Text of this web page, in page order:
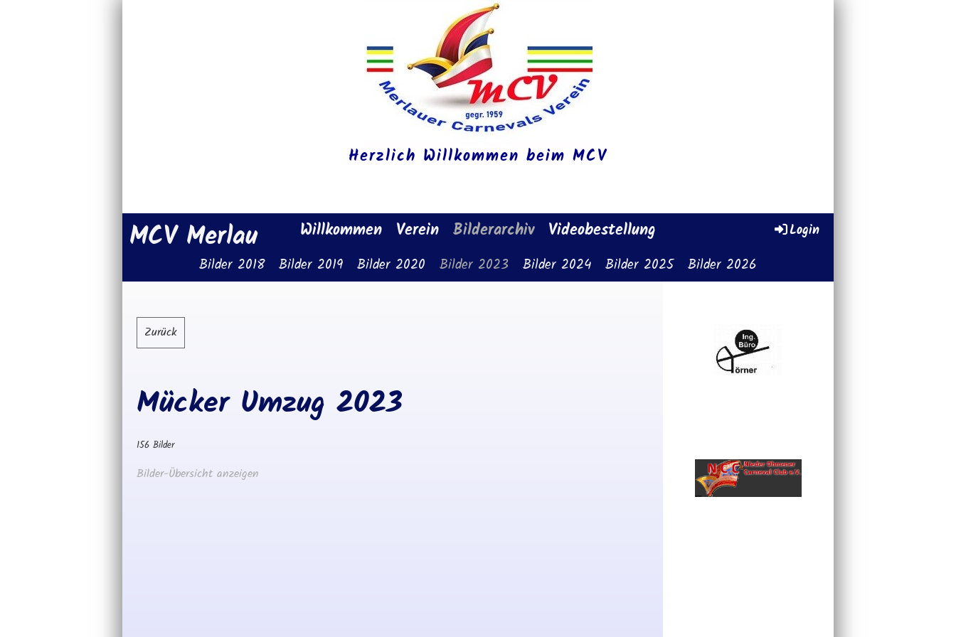
Herzlich Willkommen beim MCV
MCV Merlau Willkommen Verein Bilderarchiv Videobestellung Login
Bilder 2018 Bilder 2019 Bilder 2020 Bilder 2023 Bilder 2024 Bilder 2025 Bilder 2026
Zurück
Mücker Umzug 2023
156 Bilder
Bilder-Übersicht anzeigen